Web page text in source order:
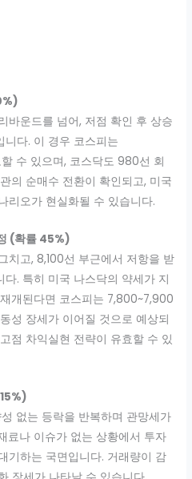
바운드를 넘어, 저점 확인 후 상승
니다. 이 경우 코스피는
수 있으며, 코스닥도 980선 회
의 순매수 전환이 확인되고, 미국
리오가 현실화될 수 있습니다.
(확률 45%)
치고, 8,100선 부근에서 저항을 받
. 특히 미국 나스닥의 약세가 지
개된다면 코스피는 7,800~7,900
성 장세가 이어질 것으로 예상되
점 차익실현 전략이 유효할 수 있
없는 등락을 반복하며 관망세가
료나 이슈가 없는 상황에서 투자
기하는 국면입니다. 거래량이 감